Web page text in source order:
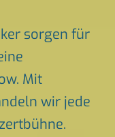
sorgen für
Mit
wir jede